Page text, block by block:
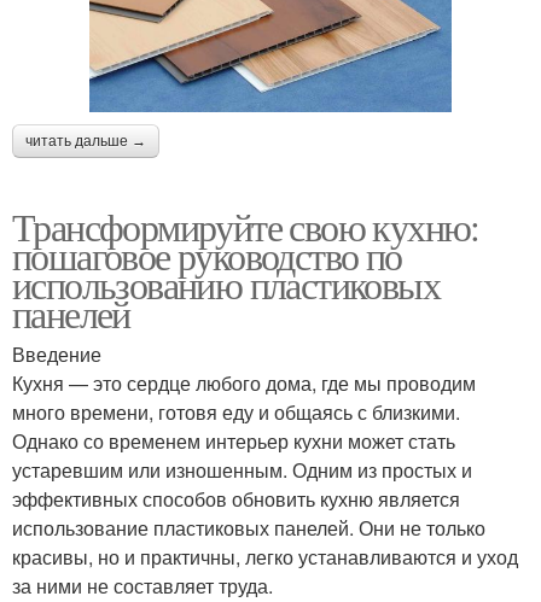
читать дальше →
Трансформируйте свою кухню:
пошаговое руководство по
использованию пластиковых
панелей
Введение
Кухня — это сердце любого дома, где мы проводим
много времени, готовя еду и общаясь с близкими.
Однако со временем интерьер кухни может стать
устаревшим или изношенным. Одним из простых и
эффективных способов обновить кухню является
использование пластиковых панелей. Они не только
красивы, но и практичны, легко устанавливаются и уход
за ними не составляет труда.